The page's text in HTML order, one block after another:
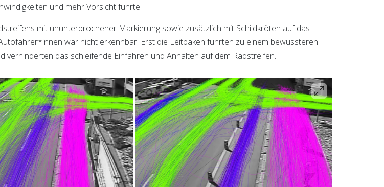
und mehr Vorsicht führte.
mit ununterbrochener Markierung sowie zusätzlich mit Schildkröten auf das
war nicht erkennbar. Erst die Leitbaken führten zu einem bewussteren
verhinderten das schleifende Einfahren und Anhalten auf dem Radstreifen.